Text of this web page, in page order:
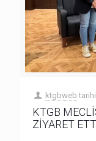
ktgbweb
KTGB
ZİYARET